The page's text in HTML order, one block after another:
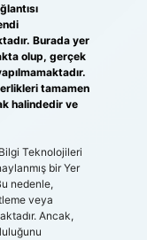
Burada yer
olup, gerçek
tamamen
halindedir ve
Teknolojileri
bir Yer
nedenle,
veya
Ancak,